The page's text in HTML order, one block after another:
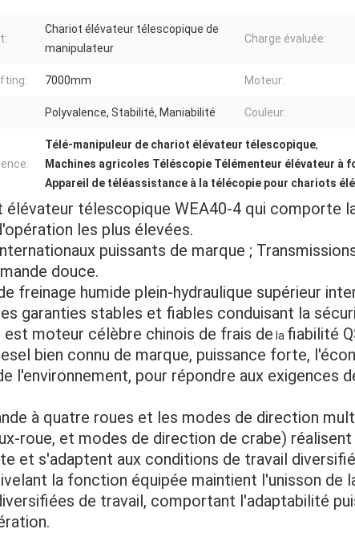
Chariot élévateur télescopique de
manipulateur
Charge évaluée:
7000mm Moteur:
Polyvalence, Stabilité, Maniabilité Couleur:
Télé-manipuleur de chariot élévateur télescopique,
Machines agricoles Téléscopie Télémenteur élévateur à
Appareil de téléassistance à la télécopie pour chariots
élévateur télescopique WEA40-4 qui comporte
les plus élevées.
puissants de marque ;
douce.
freinage humide plein-hydraulique supérieur
garanties stables et fiables conduisant la
est moteur célèbre chinois de frais de la fiabilité
bien connu de marque, puissance forte,
l'environnement, pour répondre aux exigences
à quatre roues et les modes de direction
roue, et modes de direction de crabe)
et s'adaptent aux conditions de travail
la fonction équipée maintient l'unisson de
de travail, comportant l'adaptabilité